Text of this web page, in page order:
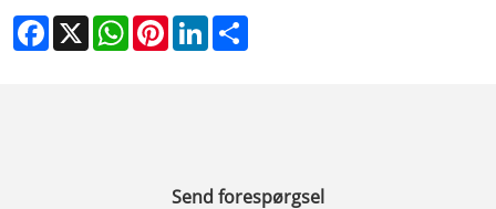
Facebook
X WhatsAppPinterestLinkedIn
Send forespørgsel